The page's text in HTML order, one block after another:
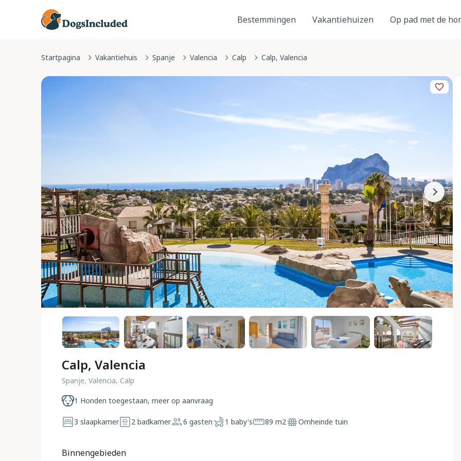
Bestemmingen Vakantiehuizen Op pad met de
Startpagina Vakantiehuis Spanje Valencia Calp Calp, Valencia
Calp, Valencia
Spanje, Valencia, Calp
1 Honden toegestaan, meer op aanvraag
3 slaapkamer 2 badkamer 6 gasten 1 baby's 89 m2 Omheinde tuin
Binnengebieden